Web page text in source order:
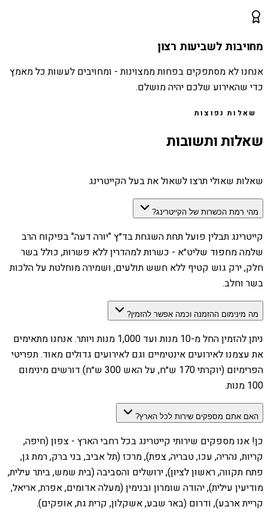
מחויבות לשביעות רצון
אנחנו לא מסתפקים בפחות ממצוינות - ומחויבים לעשות כל מאמץ
כדי שהאירוע שלכם יהיה מושלם.
שאלות נפוצות
שאלות ותשובות
שאלות שאולי תרצו לשאול את בעל הקייטרינג
מהי רמת הכשרות של הקייטרינג?
קייטרינג תבלין פועל תחת השגחת בד״ץ "יורה דעה" בפיקוח הרב
שלמה מחפוד שליט״א - כשרות למהדרין ללא פשרות, כולל בשר
חלק, ירק גוש קטיף ללא חשש תולעים, ושמירה מוחלטת על הלכות
בשר וחלב.
מה מינימום ההזמנה וכמה אפשר להזמין?
ניתן להזמין החל מ-10 מנות ועד 1,000 מנות ויותר. אנחנו מתאימים
את עצמנו לאירועים אינטימיים וגם לאירועים גדולים מאוד. תפריטי
הפרימיום (יוקרתי 170 ש״ח, על האש 300 ש״ח) דורשים מינימום
100 מנות.
האם אתם מספקים שירות לכל הארץ?
כן! אנו מספקים שירותי קייטרינג בכל רחבי הארץ - צפון (חיפה,
קריות, נהריה, עכו, טבריה, צפת), מרכז (תל אביב, בני ברק, רמת גן,
פתח תקווה, ראשון לציון), ירושלים והסביבה (בית שמש, ביתר עילית,
מודיעין עילית), יהודה שומרון ובנימין (מעלה אדומים, אפרת, אריאל,
קריית ארבע), ודרום (באר שבע, אשקלון, קרית גת, אופקים).